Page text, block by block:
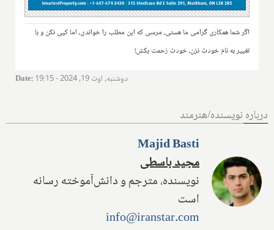
اگر شما همکاری گرامی ما هستی، مرسی که این مطلب را خواندی، اما کپی نکن و با
تغییر به نام خودت نزن، خودت زحمت بکش!
Date: دوشنبه, اوت 19, 2024 - 19:15
درباره نویسنده/هنرمند
Majid Basti
مجید باسطی
نویسنده، مترجم و دانش‌آموخته رسانه
است
info@iranstar.com